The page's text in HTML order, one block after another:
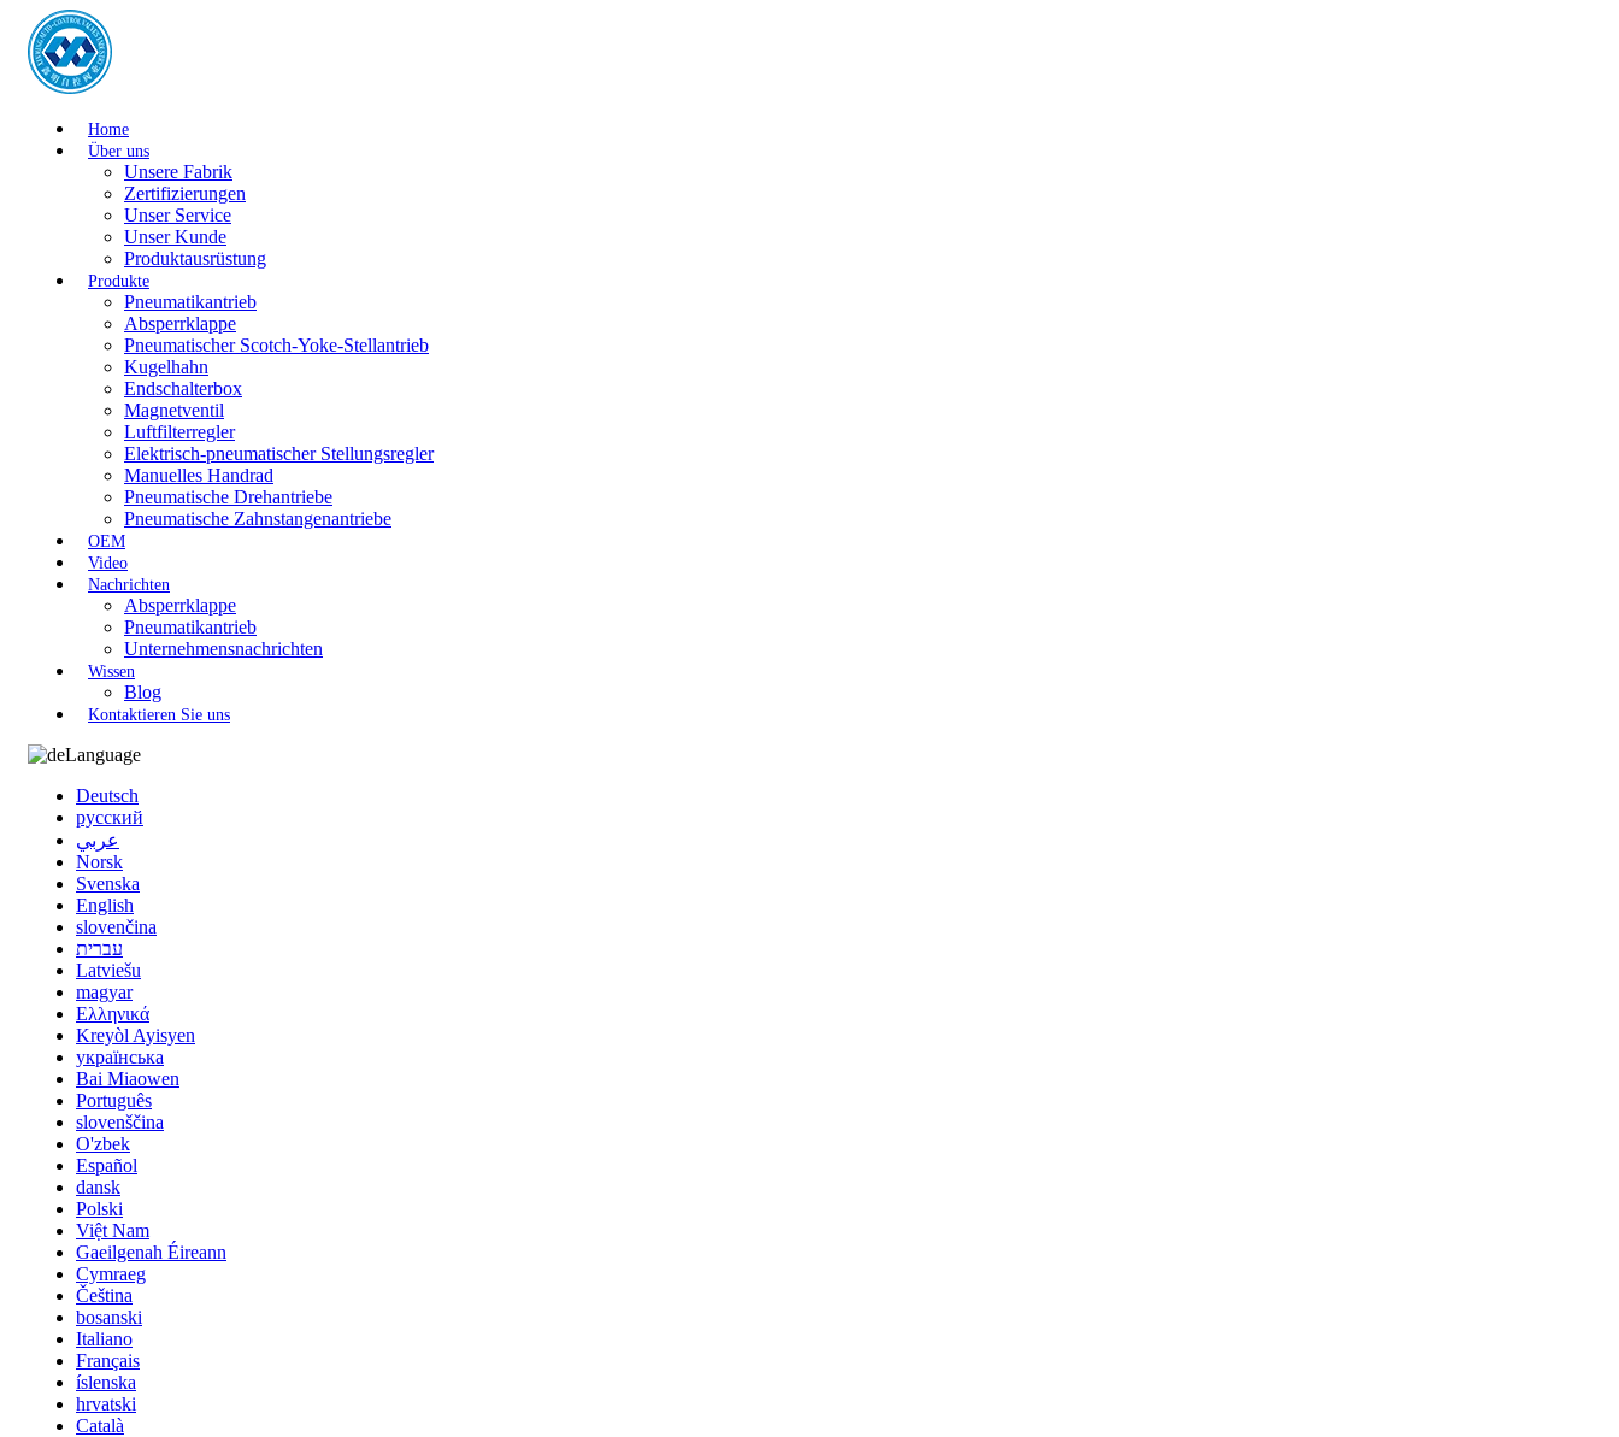
Home
Über uns
Unsere Fabrik
Zertifizierungen
Unser Service
Unser Kunde
Produktausrüstung
Produkte
Pneumatikantrieb
Absperrklappe
Pneumatischer Scotch-Yoke-Stellantrieb
Kugelhahn
Endschalterbox
Magnetventil
Luftfilterregler
Elektrisch-pneumatischer Stellungsregler
Manuelles Handrad
Pneumatische Drehantriebe
Pneumatische Zahnstangenantriebe
OEM
Video
Nachrichten
Absperrklappe
Pneumatikantrieb
Unternehmensnachrichten
Wissen
Blog
Kontaktieren Sie uns
Language
Deutsch
русский
عربي
Norsk
Svenska
English
slovenčina
עברית
Latviešu
magyar
Ελληνικά
Kreyòl Ayisyen
українська
Bai Miaowen
Português
slovenščina
O'zbek
Español
dansk
Polski
Việt Nam
Gaeilgenah Éireann
Cymraeg
Čeština
bosanski
Italiano
Français
íslenska
hrvatski
Català